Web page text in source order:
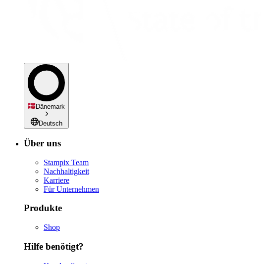
Dänemark
Deutsch
Über uns
Stampix Team
Nachhaltigkeit
Karriere
Für Unternehmen
Produkte
Shop
Hilfe benötigt?